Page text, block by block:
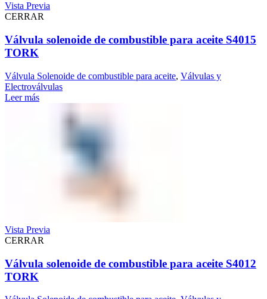
Vista Previa
CERRAR
Válvula solenoide de combustible para aceite S4015
TORK
Válvula Solenoide de combustible para aceite, Válvulas y
Electroválvulas
Leer más
Vista Previa
CERRAR
Válvula solenoide de combustible para aceite S4012
TORK